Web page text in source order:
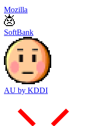
Mozilla
SoftBank
AU by KDDI